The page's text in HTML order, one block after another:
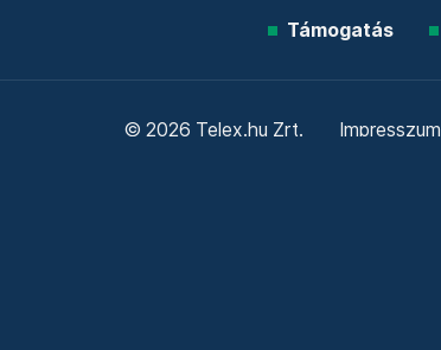
Támogatás
© 2026 Telex.hu Zrt. Impresszum